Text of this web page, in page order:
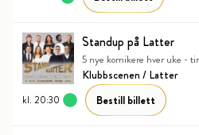
Standup på Latter
5 nye komikere hver uke -
Klubbscenen / Latter
kl. 20:30 Bestill billett